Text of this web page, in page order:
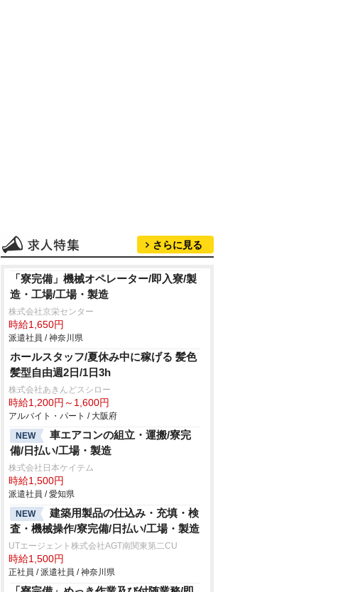
さらに見る
「寮完備」機械オペレーター/即入寮/製
造・工場/工場・製造
株式会社京栄センター
時給1,650円
派遣社員 / 神奈川県
ホールスタッフ/夏休み中に稼げる 髪色
髪型自由週2日/1日3h
株式会社あきんどスシロー
時給1,200円～1,600円
アルバイト・パート / 大阪府
NEW
車エアコンの組立・運搬/寮完
備/日払い/工場・製造
株式会社日本ケイテム
時給1,500円
派遣社員 / 愛知県
NEW
建築用製品の仕込み・充填・検
査・機械操作/寮完備/日払い/工場・製造
UTエージェント株式会社AGT南関東第二CU
時給1,500円
正社員 / 派遣社員 / 神奈川県